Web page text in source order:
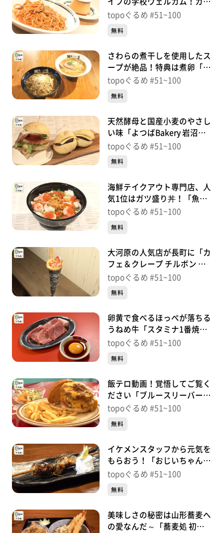
イフの学校ウェルカム！カフ
ェ」（若林区霞目）＃
topoぐるめ #51~100
無料
さわらの煮干しを使用したス
ープが絶品！特典は煮卵「麺
匠一丞」（太白区郡山）＃
topoぐるめ #51~100
無料
天然酵母と国産小麦のやさし
い味「よつばBakery 岩沼本
店」（岩沼市中央）＃
topoぐるめ #51~100
無料
海鮮テイクアウト専門店、人
気1位はガツ盛り丼！「魚丼
仙台長町店」（太白区泉崎）
topoぐるめ #51~100
無料
大河原の人気店が長町に「カ
フェ＆クレープ チルボン 仙
台長町店」（太白区長町）＃
topoぐるめ #51~100
無料
卵黄で食べるほっぺが落ちる
うねめ牛「スタミナ1番焼肉
セツ子」（福島県郡山市）＃
topoぐるめ #51~100
無料
飯テロ動画！覚悟してご覧く
ださい「ブルースリーバーガ
ー」（福島県郡山市）＃
topoぐるめ #51~100
無料
イケメンスタッフから元気を
もらおう！「おじいちゃんと
呼ばないで」（太白区富沢）
topoぐるめ #51~100
無料
美味しさの秘密は山形蕎麦へ
の愛なんだ～「蕎麦処 初代